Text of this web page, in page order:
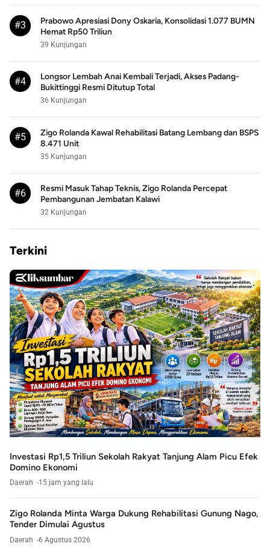
#3
Prabowo Apresiasi Dony Oskaria, Konsolidasi 1.077 BUMN
Hemat Rp50 Triliun
39 Kunjungan
#4
Longsor Lembah Anai Kembali Terjadi, Akses Padang-
Bukittinggi Resmi Ditutup Total
36 Kunjungan
#5
Zigo Rolanda Kawal Rehabilitasi Batang Lembang dan BSPS
8.471 Unit
35 Kunjungan
#6
Resmi Masuk Tahap Teknis, Zigo Rolanda Percepat
Pembangunan Jembatan Kalawi
32 Kunjungan
Terkini
Investasi Rp1,5 Triliun Sekolah Rakyat Tanjung Alam Picu Efek
Domino Ekonomi
Daerah 15 jam yang lalu
Zigo Rolanda Minta Warga Dukung Rehabilitasi Gunung Nago,
Tender Dimulai Agustus
Daerah 6 Agustus 2026